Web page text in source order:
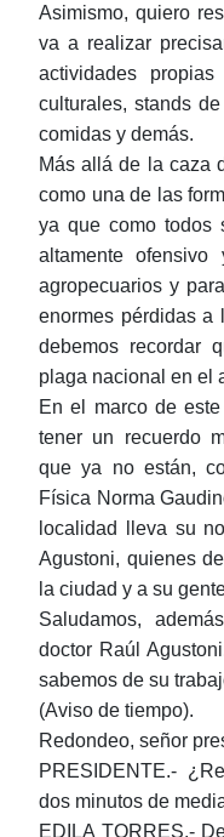
Asimismo, quiero
va a realizar
actividades
culturales, stands
comidas y demás.
Más allá de la caza
como una de las
ya que como todos
altamente
agropecuarios y
enormes pérdidas a
debemos recordar
plaga nacional en el
En el marco de
tener un recuerdo
que ya no están,
Física Norma
localidad lleva su
Agustoni, quienes
la ciudad y a su
Saludamos,
doctor Raúl
sabemos de su
(Aviso de tiempo).
Redondeo, señor
PRESIDENTE.-
dos minutos de
EDILA TORRES.-